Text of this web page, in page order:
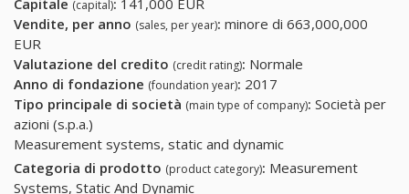
Capitale (capital): 141,000 EUR
Vendite, per anno (sales, per year): minore di 663,000,000
EUR
Valutazione del credito (credit rating): Normale
Anno di fondazione (foundation year): 2017
Tipo principale di società (main type of company): Società per
azioni (s.p.a.)
Measurement systems, static and dynamic
Categoria di prodotto (product category): Measurement
Systems, Static And Dynamic